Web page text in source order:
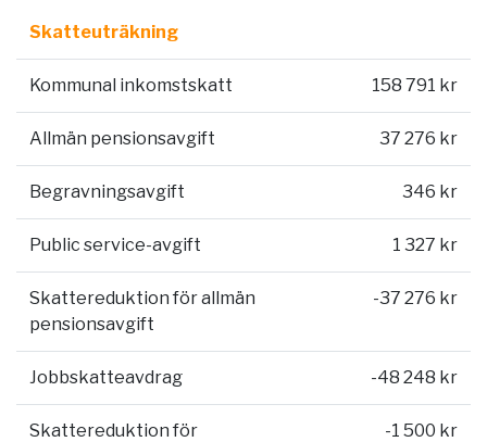
Skatteuträkning
Kommunal inkomstskatt 158 791 kr
Allmän pensionsavgift 37 276 kr
Begravningsavgift 346 kr
Public service-avgift 1 327 kr
Skattereduktion för allmän
pensionsavgift
-37 276 kr
Jobbskatteavdrag -48 248 kr
Skattereduktion för
-1 500 kr